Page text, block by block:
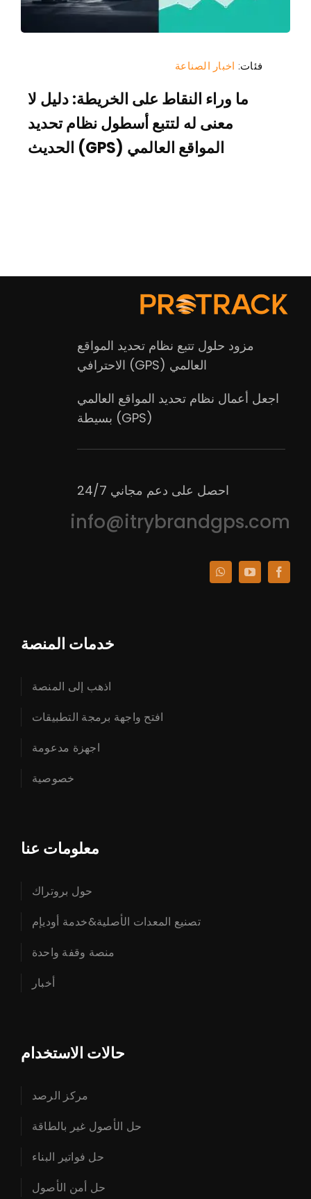
فئات: اخبار الصناعة
ما وراء النقاط على الخريطة: دليل لا
معنى له لتتبع أسطول نظام تحديد
المواقع العالمي (GPS) الحديث
مزود حلول تتبع نظام تحديد المواقع
العالمي (GPS) الاحترافي
اجعل أعمال نظام تحديد المواقع العالمي
(GPS) بسيطة
احصل على دعم مجاني 24/7
info@itrybrandgps.com
خدمات المنصة
اذهب إلى المنصة
افتح واجهة برمجة التطبيقات
اجهزة مدعومة
خصوصية
معلومات عنا
حول بروتراك
تصنيع المعدات الأصلية&خدمة أوديإم
منصة وقفة واحدة
أخبار
حالات الاستخدام
مركز الرصد
حل الأصول غير بالطاقة
حل فواتير البناء
حل أمن الأصول